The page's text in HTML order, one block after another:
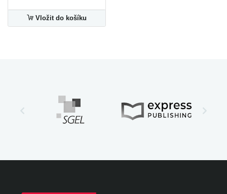
Vložit do košíku